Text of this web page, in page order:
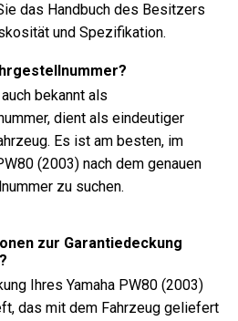
das Handbuch des Besitzers
und Spezifikation.
bekannt als
dient als eindeutiger
Es ist am besten, im
(2003) nach dem genauen
zu suchen.
zur Garantiedeckung
Ihres Yamaha PW80 (2003)
das mit dem Fahrzeug geliefert